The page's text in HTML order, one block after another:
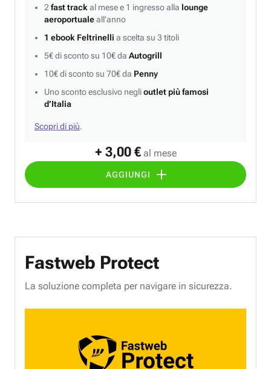
+ 3,00 € al mese
AGGIUNGI
2 fast track al mese e 1 ingresso alla lounge
aeroportualeall’anno
1 ebook Feltrinelli a scelta su 3 titoli
5€ di sconto su 10€ da Autogrill
10€ di sconto su 70€ da Penny
Uno sconto esclusivo neglioutlet più famosi
d’Italia
Scopri di più.
Fastweb Protect
La soluzione completa per navigare in sicurezza.